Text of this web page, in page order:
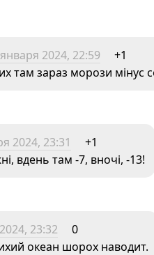
2024, 22:59
+1
там зараз морози мінус
2024, 23:31
+1
вдень там -7, вночі, -13!
23:32
0
океан шорох наводит.